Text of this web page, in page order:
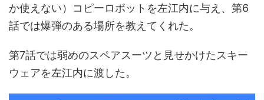
か使えない）コピーロボットを左江内に与え、第6
話では爆弾のある場所を教えてくれた。
第7話では弱めのスペアスーツと見せかけたスキー
ウェアを左江内に渡した。